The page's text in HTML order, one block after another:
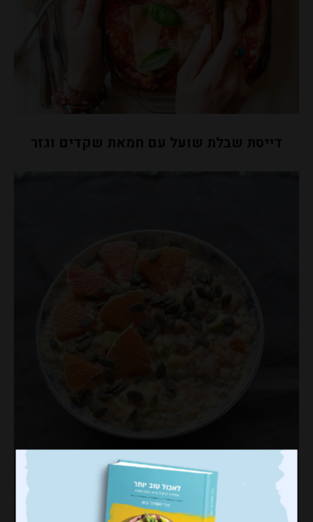
דייסת שבלת שועל עם חמאת שקדים וגזר